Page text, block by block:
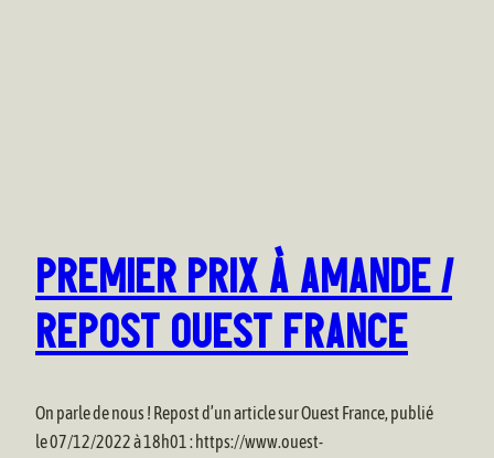
PREMIER PRIX À AMANDE /
REPOST OUEST FRANCE
On parle de nous ! Repost d’un article sur Ouest France, publié
le 07/12/2022 à 18h01 : https://www.ouest-